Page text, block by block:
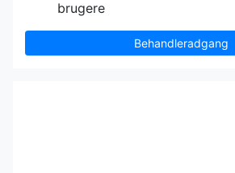
brugere
Behandleradgang